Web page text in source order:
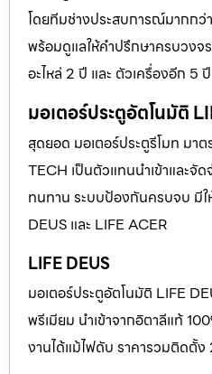
โดยทีมช่างประสบการณ์มากกว่
พร้อมดูแลให้คำปรึกษาครบวง
อะไหล่ 2 ปี และ ตัวเครื่องอีก 5 ปี
มอเตอร์ประตูอัตโนมัติ
สุดยอด มอเตอร์ประตูรีโมท มา
TECH เป็นตัวแทนนำเข้าและจั
ทนทาน ระบบป้องกันครบจบ มี
DEUS และ LIFE ACER
LIFE DEUS
มอเตอร์ประตูอัตโนมัติ LIFE
พรีเมียม นำเข้าจากอิตาลีแท้
งานได้แม้ไฟดับ ราคารวมติดตั้